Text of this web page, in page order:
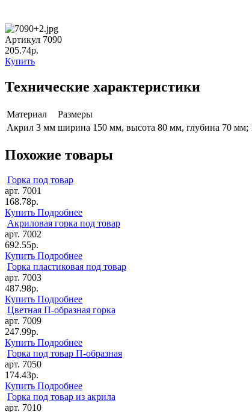
Артикул 7090
205.74р.
Купить
Технические характеристики
Материал
Размеры
Акрил 3 мм ширина 150 мм, высота 80 мм, глубина 70 мм;
Похожие товары
Горка под товар
арт. 7001
168.78р.
Купить Подробнее
Акриловая горка под товар
арт. 7002
692.55р.
Купить Подробнее
Горка пластиковая под товар
арт. 7003
487.98р.
Купить Подробнее
Цветная П-образная горка
арт. 7009
247.99р.
Купить Подробнее
Горка под товар П-образная
арт. 7050
174.43р.
Купить Подробнее
Горка под товар из акрила
арт. 7010